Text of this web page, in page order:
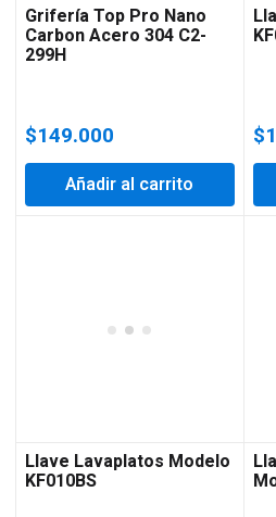
Grifería Top Pro Nano
Carbon Acero 304 C2-
299H
$149.000
Añadir al carrito
$
Llave Lavaplatos Modelo
KF010BS